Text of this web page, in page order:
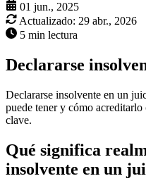
01 jun., 2025
Actualizado: 29 abr., 2026
5 min lectura
Declararse
Declararse insolvente en un
puede tener y cómo acreditarlo
clave.
Qué significa
insolvente en un